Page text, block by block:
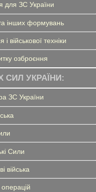
для ЗС України
інших формувань
військової техніки
озброєння
СИЛ УКРАЇНИ:
ЗС України
Сили
війська